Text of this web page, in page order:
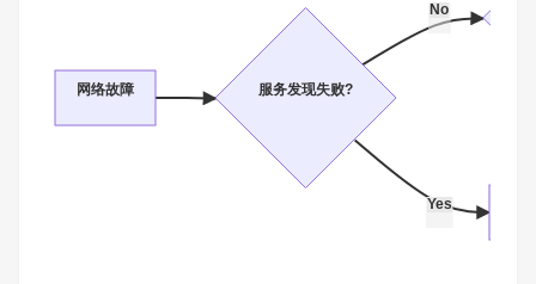
Yes
No
网络故障 服务发现失败?